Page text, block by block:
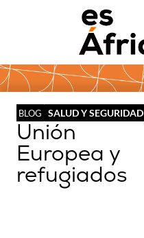
BLOG SALUD Y SEGURIDAD
Unión
Europea y
refugiados